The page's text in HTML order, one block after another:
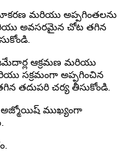
మరియు అప్పగింతలను
అవసరమైన చోట తగిన
ఆక్రమణ మరియు
సక్రమంగా అప్పగించిన
తదుపరి చర్య తీసుకోండి.
ముఖ్యంగా